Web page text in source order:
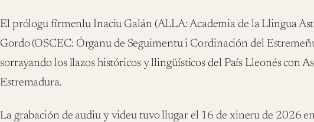
El prólogu fírmenlu Inaciu Galán (ALLA: Academia de la Llingua
Gordo (OSCEC: Órganu de Seguimentu i Cordinación del
sorrayando los llazos históricos y llingüísticos del País Lleonés con
Estremadura.
La grabación de audiu y videu tuvo llugar el 16 de xineru de 2026